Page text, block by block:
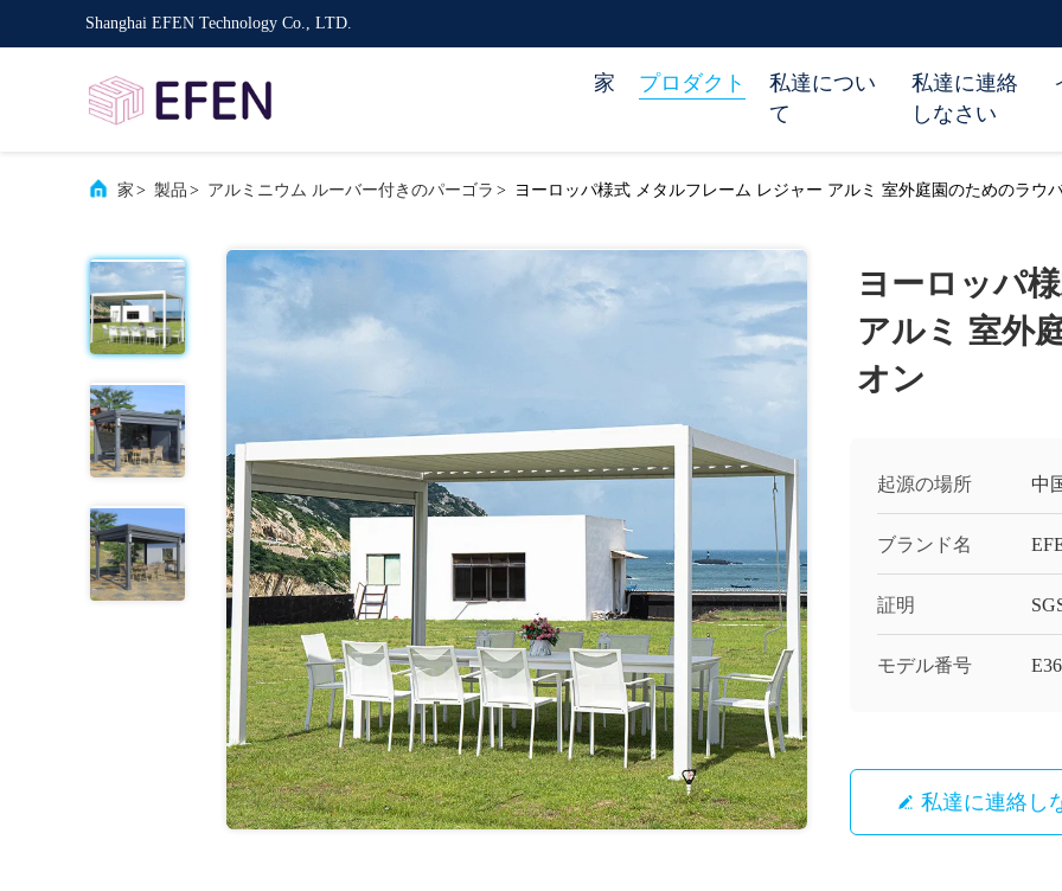
Shanghai EFEN Technology Co., LTD.
家 プロダクト
私達につい
て
私達に連絡
しなさい
家 > 製品 > アルミニウム ルーバー付きのパーゴラ > ヨーロッパ様式 メタルフレーム レジャー アルミ 室外庭園のためのラウ
ヨーロッパ
アルミ 室外
オン
起源の場所 中
ブランド名
証明
モデル番号 E36
私達に連絡し